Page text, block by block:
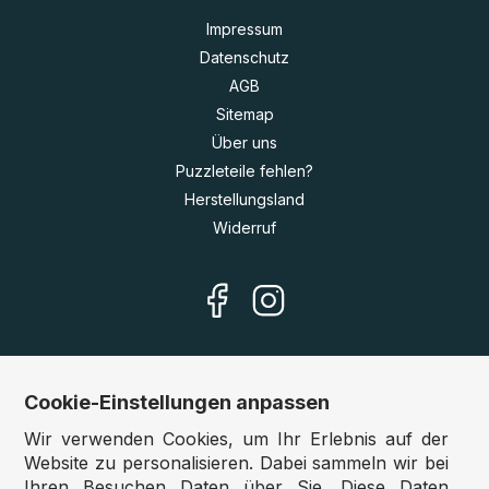
Impressum
Datenschutz
AGB
Sitemap
Über uns
Puzzleteile fehlen?
Herstellungsland
Widerruf
Unsere Shops
Deutschland:www.puzzle.de
Cookie-Einstellungen anpassen
Wir verwenden Cookies, um Ihr Erlebnis auf der
Website zu personalisieren. Dabei sammeln wir bei